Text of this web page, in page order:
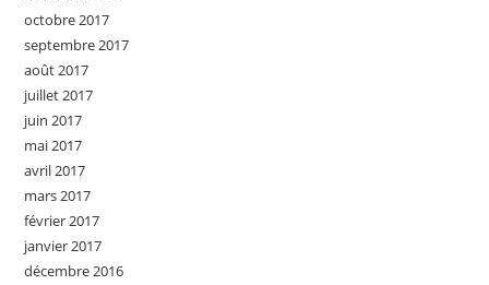
octobre 2017
septembre 2017
août 2017
juillet 2017
juin 2017
mai 2017
avril 2017
mars 2017
février 2017
janvier 2017
décembre 2016